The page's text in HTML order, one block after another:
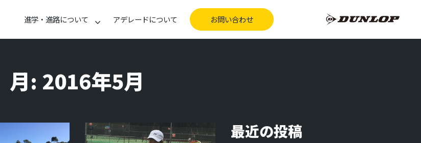
進学・進路について アデレードについて お問い合わせ
月: 2016年5月
最近の投稿